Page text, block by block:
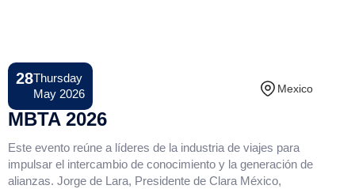
28Thursday
May 2026
Conference Mexico
MBTA 2026
Este evento reúne a líderes de la industria de viajes para
impulsar el intercambio de conocimiento y la generación de
alianzas. Jorge de Lara, Presidente de Clara México,